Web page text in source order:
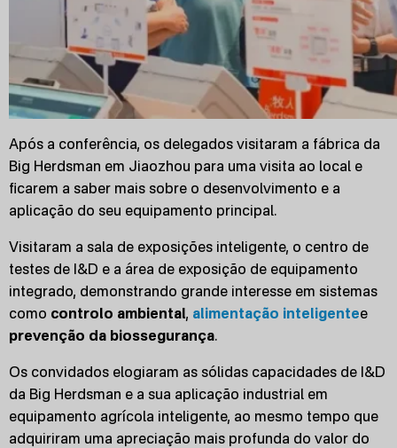
Após a conferência, os delegados visitaram a fábrica da
Big Herdsman em Jiaozhou para uma visita ao local e
ficarem a saber mais sobre o desenvolvimento e a
aplicação do seu equipamento principal.
Visitaram a sala de exposições inteligente, o centro de
testes de I&D e a área de exposição de equipamento
integrado, demonstrando grande interesse em sistemas
como controlo ambiental, alimentação inteligentee
prevenção da biossegurança.
Os convidados elogiaram as sólidas capacidades de I&D
da Big Herdsman e a sua aplicação industrial em
equipamento agrícola inteligente, ao mesmo tempo que
adquiriram uma apreciação mais profunda do valor do